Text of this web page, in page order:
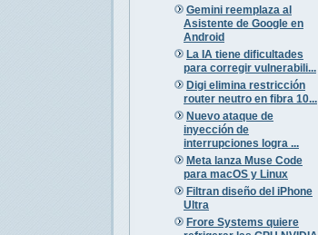
Gemini reemplaza al
Asistente de Google en
Android
La IA tiene dificultades
para corregir vulnerabili...
Digi elimina restricción
router neutro en fibra 10...
Nuevo ataque de
inyección de
interrupciones logra ...
Meta lanza Muse Code
para macOS y Linux
Filtran diseño del iPhone
Ultra
Frore Systems quiere